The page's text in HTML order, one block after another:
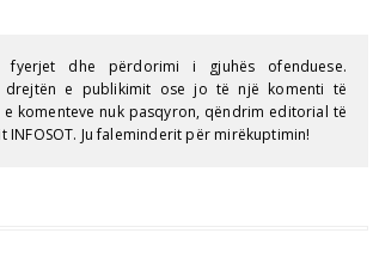
fyerjet dhe përdorimi i gjuhës ofenduese.
drejtën e publikimit ose jo të një komenti të
e komenteve nuk pasqyron, qëndrim editorial të
INFOSOT. Ju faleminderit për mirëkuptimin!